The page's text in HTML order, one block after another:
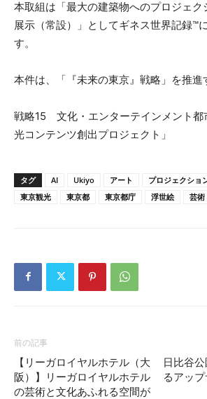
本取組は「最大の建築物へのプロジェ
展示（常設）」としてギネス世界記録™
す。
本件は、「『未来の東京』戦略」を推進
戦略15 文化・エンターテインメント都
光コンテンツ創出プロジェクト」
タグ AI Ukiyo アート
プロジェクショ
東京観光
東京都 東京都庁 浮世絵 芸術
前の記事
【リーガロイヤルホテル（大
阪）】リーガロイヤルホテル
の芸術と文化あふれる空間が
日比谷
るアッ